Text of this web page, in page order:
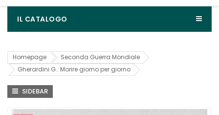
IL CATALOGO
Homepage
Seconda Guerra Mondiale
Gherardini G.: Morire giorno per giorno
SIDEBAR